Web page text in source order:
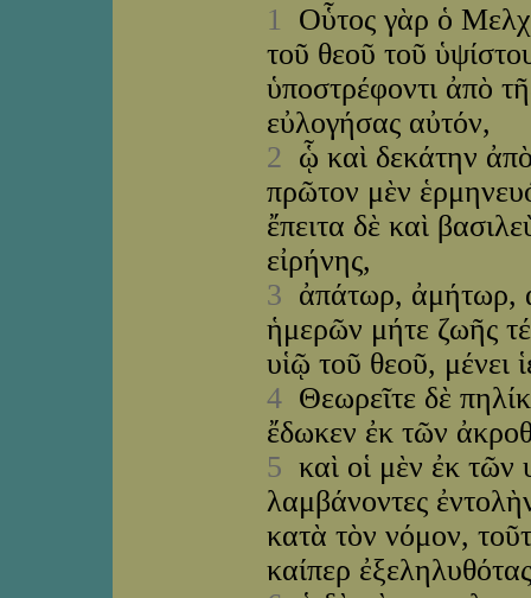
1 Οὗτος γὰρ ὁ
τοῦ θεοῦ τοῦ
ὑποστρέφοντι ἀπὸ
εὐλογήσας αὐτόν,
2 ᾧ καὶ δεκάτην
πρῶτον μὲν
ἔπειτα δὲ καὶ
εἰρήνης,
3 ἀπάτωρ, ἀμήτωρ,
ἡμερῶν μήτε ζωῆς
υἱῷ τοῦ θεοῦ, μένει
4 Θεωρεῖτε δὲ
ἔδωκεν ἐκ τῶν
5 καὶ οἱ μὲν ἐκ τῶν
λαμβάνοντες
κατὰ τὸν νόμον,
καίπερ